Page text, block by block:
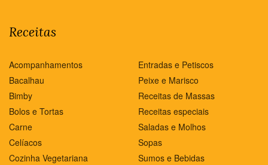
Receitas
Acompanhamentos
Bacalhau
Bimby
Bolos e Tortas
Carne
Celíacos
Cozinha Vegetariana
Entradas e Petiscos
Peixe e Marisco
Receitas de Massas
Receitas especiais
Saladas e Molhos
Sopas
Sumos e Bebidas